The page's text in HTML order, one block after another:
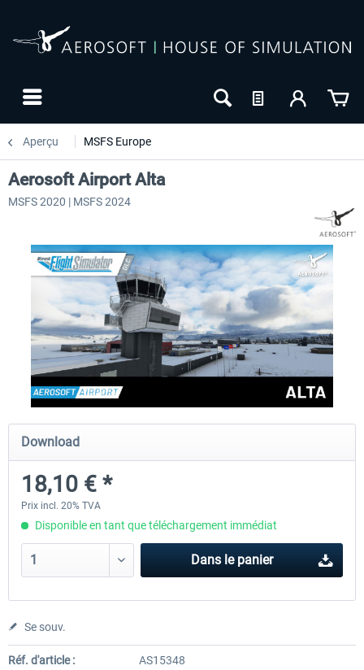
Aperçu MSFS Europe
Aerosoft Airport Cologne/Bonn
18,10 € *
Aerosoft Mega Airport
Aerosoft Airport Alta
MSFS 2020 | MSFS 2024
Download
18,10 € *
Prix incl. 20% TVA
Disponible en tant que téléchargement immédiat
Dans le panier
Se souv.
Réf. d'article :
AS15348